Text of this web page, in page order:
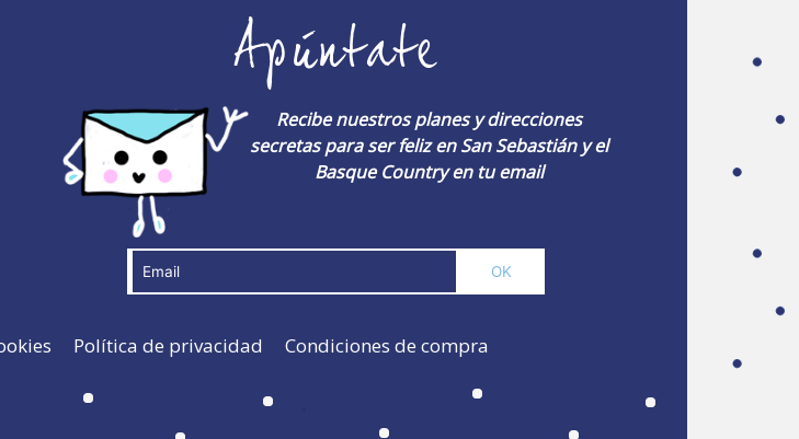
Apúntate
Recibe nuestros planes y direcciones
secretas para ser feliz en San Sebastián y el
Basque Country en tu email
Política de privacidad Condiciones de compra